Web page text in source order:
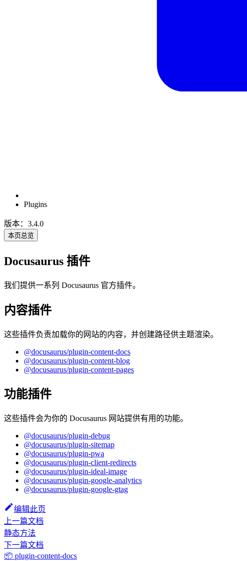
Plugins
版本：3.4.0
本页总览
Docusaurus 插件
我们提供一系列 Docusaurus 官方插件。
内容插件
这些插件负责加载你的网站的内容，并创建路径供主题渲染。
@docusaurus/plugin-content-docs
@docusaurus/plugin-content-blog
@docusaurus/plugin-content-pages
功能插件
这些插件会为你的 Docusaurus 网站提供有用的功能。
@docusaurus/plugin-debug
@docusaurus/plugin-sitemap
@docusaurus/plugin-pwa
@docusaurus/plugin-client-redirects
@docusaurus/plugin-ideal-image
@docusaurus/plugin-google-analytics
@docusaurus/plugin-google-gtag
编辑此页
上一篇文档
静态方法
下一篇文档
📦 plugin-content-docs